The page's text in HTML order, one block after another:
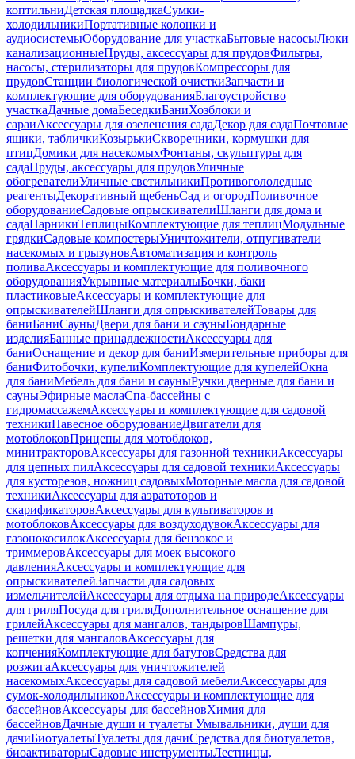
коптильниДетская площадкаСумки-
холодильникиПортативные колонки и
аудиосистемыОборудование для участкаБытовые насосыЛюки
канализационныеПруды, аксессуары для прудовФильтры,
насосы, стерилизаторы для прудовКомпрессоры для
прудовСтанции биологической очисткиЗапчасти и
комплектующие для оборудованияБлагоустройство
участкаДачные домаБеседкиБаниХозблоки и
сараиАксессуары для озеленения садаДекор для садаПочтовые
ящики, табличкиКозырькиСкворечники, кормушки для
птицДомики для насекомыхФонтаны, скульптуры для
садаПруды, аксессуары для прудовУличные
обогревателиУличные светильникиПротивогололедные
реагентыДекоративный щебеньСад и огородПоливочное
оборудованиеСадовые опрыскивателиШланги для дома и
садаПарникиТеплицыКомплектующие для теплицМодульные
грядкиСадовые компостерыУничтожители, отпугиватели
насекомых и грызуновАвтоматизация и контроль
поливаАксессуары и комплектующие для поливочного
оборудованияУкрывные материалыБочки, баки
пластиковыеАксессуары и комплектующие для
опрыскивателейШланги для опрыскивателейТовары для
баниБаниСауныДвери для бани и сауныБондарные
изделияБанные принадлежностиАксессуары для
баниОснащение и декор для баниИзмерительные приборы для
баниФитобочки, купелиКомплектующие для купелейОкна
для баниМебель для бани и сауныРучки дверные для бани и
сауныЭфирные маслаСпа-бассейны с
гидромассажемАксессуары и комплектующие для садовой
техникиНавесное оборудованиеДвигатели для
мотоблоковПрицепы для мотоблоков,
минитракторовАксессуары для газонной техникиАксессуары
для цепных пилАксессуары для садовой техникиАксессуары
для кусторезов, ножниц садовыхМоторные масла для садовой
техникиАксессуары для аэратоторов и
скарификаторовАксессуары для культиваторов и
мотоблоковАксессуары для воздуходувокАксессуары для
газонокосилокАксессуары для бензокос и
триммеровАксессуары для моек высокого
давленияАксессуары и комплектующие для
опрыскивателейЗапчасти для садовых
измельчителейАксессуары для отдыха на природеАксессуары
для гриляПосуда для гриляДополнительное оснащение для
грилейАксессуары для мангалов, тандыровШампуры,
решетки для мангаловАксессуары для
копченияКомплектующие для батутовСредства для
розжигаАксессуары для уничтожителей
насекомыхАксессуары для садовой мебелиАксессуары для
сумок-холодильниковАксессуары и комплектующие для
бассейновАксессуары для бассейновХимия для
бассейновДачные души и туалеты Умывальники, души для
дачиБиотуалетыТуалеты для дачиСредства для биотуалетов,
биоактиваторыСадовые инструментыЛестницы,